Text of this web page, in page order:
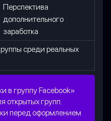
Перспектива
дополнительного
заработка
среди реальных
в группу Facebook»
открытых групп.
перед оформлением